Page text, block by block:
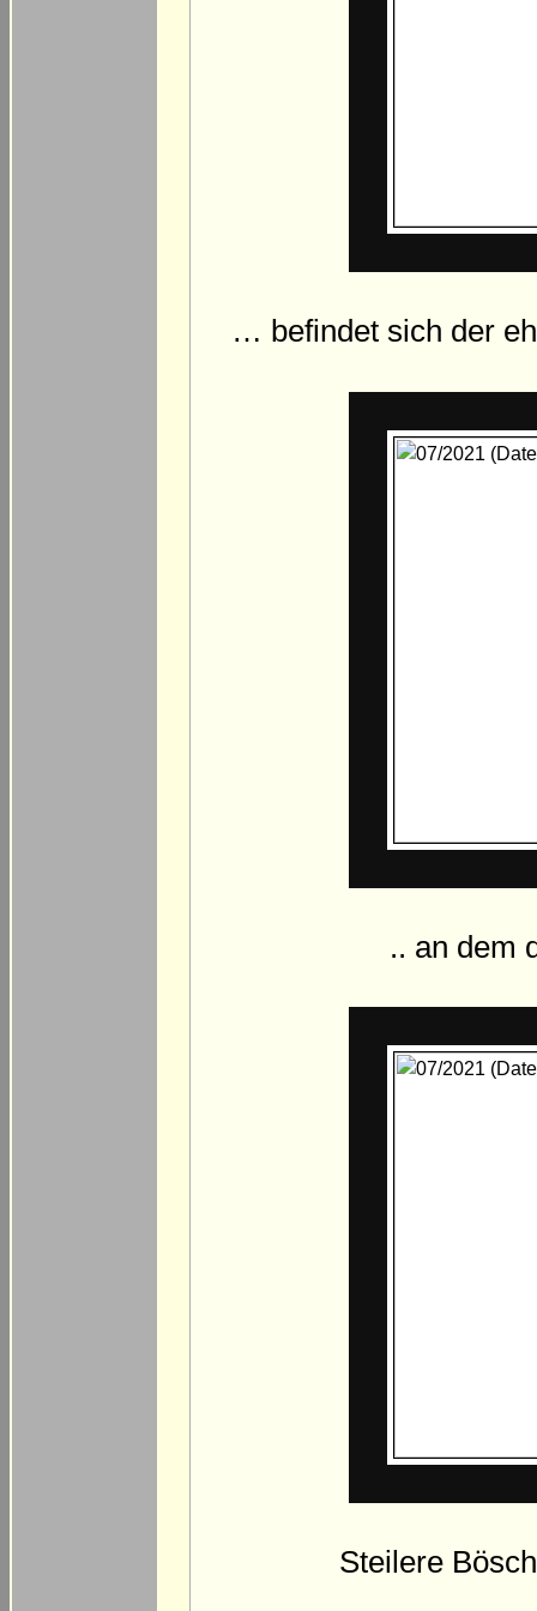
… befindet sich der
.. an dem
Steilere